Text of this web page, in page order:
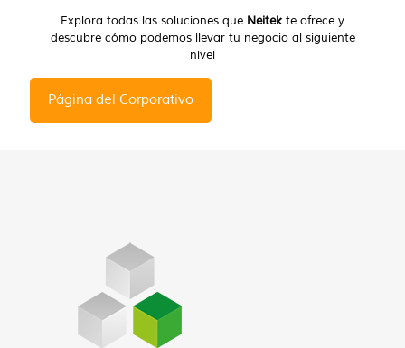
Explora todas las soluciones que Neitekte ofrece y
descubre cómo podemos llevar tu negocio al siguiente
nivel
Página del Corporativo